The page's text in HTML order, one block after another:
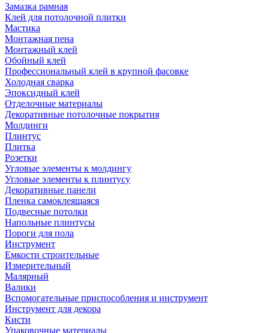
Замазка рамная
Клей для потолочной плитки
Мастика
Монтажная пена
Монтажный клей
Обойный клей
Профессиональный клей в крупной фасовке
Холодная сварка
Эпоксидный клей
Отделочные материалы
Декоративные потолочные покрытия
Молдинги
Плинтус
Плитка
Розетки
Угловые элементы к молдингу
Угловые элементы к плинтусу
Декоративные панели
Пленка самоклеящаяся
Подвесные потолки
Напольные плинтусы
Пороги для пола
Инструмент
Емкости строительные
Измерительный
Малярный
Валики
Вспомогательные приспособления и инструмент
Инструмент для декора
Кисти
Упаковочные материалы